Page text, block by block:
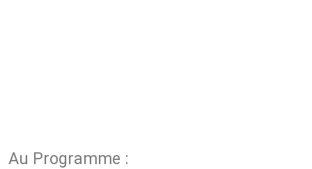
Au Programme :